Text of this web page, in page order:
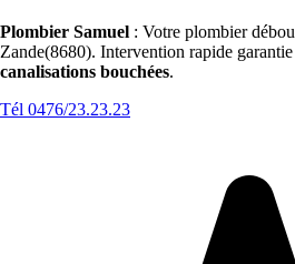
Plombier Samuel : Votre plombier
Zande(8680). Intervention rapide
canalisations bouchées.
Tél 0476/23.23.23